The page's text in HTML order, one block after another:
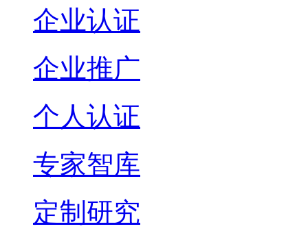
企业认证
企业推广
个人认证
专家智库
定制研究